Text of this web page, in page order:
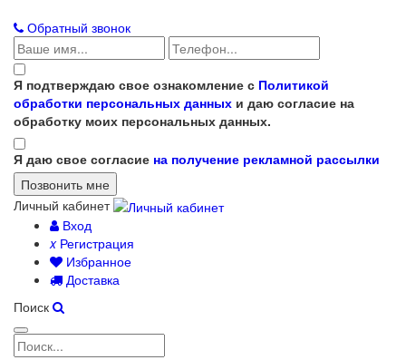
Обратный звонок
Я подтверждаю свое ознакомление с Политикой
обработки персональных данных и даю согласие на
обработку моих персональных данных.
Я даю свое согласие на получение рекламной рассылки
Личный кабинет
Вход
xРегистрация
Избранное
Доставка
Поиск